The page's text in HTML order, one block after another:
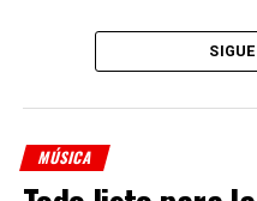
Denise
Geraldina Carnicina
MÚSICA